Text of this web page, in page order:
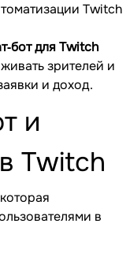
Twitch
для Twitch
зрителей и
и доход.
и
Twitch
в